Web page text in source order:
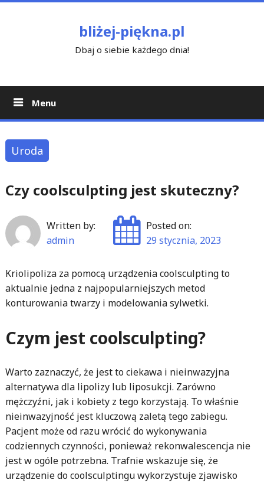
bliżej-piękna.pl
Dbaj o siebie każdego dnia!
Menu
Uroda
Czy coolsculpting jest skuteczny?
Written by:
admin
Posted on:
29 stycznia, 2023
Kriolipoliza za pomocą urządzenia coolsculpting to
aktualnie jedna z najpopularniejszych metod
konturowania twarzy i modelowania sylwetki.
Czym jest coolsculpting?
Warto zaznaczyć, że jest to ciekawa i nieinwazyjna
alternatywa dla lipolizy lub liposukcji. Zarówno
mężczyźni, jak i kobiety z tego korzystają. To właśnie
nieinwazyjność jest kluczową zaletą tego zabiegu.
Pacjent może od razu wrócić do wykonywania
codziennych czynności, ponieważ rekonwalescencja nie
jest w ogóle potrzebna. Trafnie wskazuje się, że
urządzenie do coolsculptingu wykorzystuje zjawisko